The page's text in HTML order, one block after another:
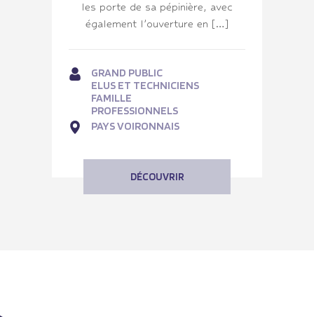
les porte de sa pépinière, avec
également l’ouverture en […]
GRAND PUBLIC
ELUS ET TECHNICIENS
FAMILLE
PROFESSIONNELS
PAYS VOIRONNAIS
DÉCOUVRIR